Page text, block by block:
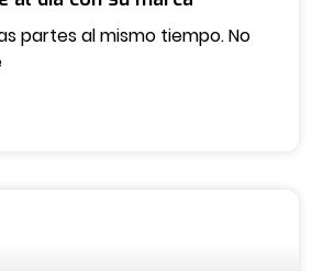
partes al mismo tiempo. No